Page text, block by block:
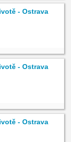
- Ostrava
- Ostrava
- Ostrava